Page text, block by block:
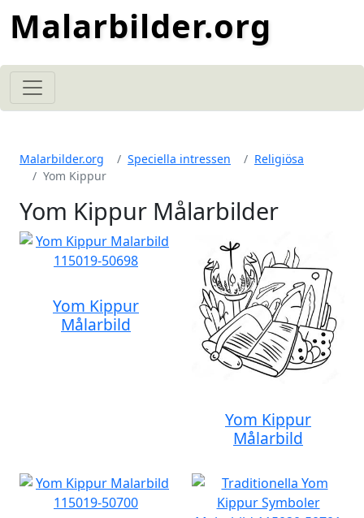
Malarbilder.org
Malarbilder.org Speciella intressen
Religiösa
Yom Kippur
Yom Kippur Målarbilder
Yom Kippur
Målarbild
Yom Kippur
Målarbild